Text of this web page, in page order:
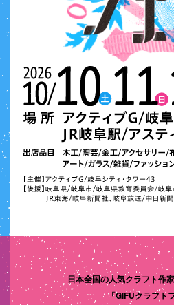
日本全国の人気クラフト作
「GIFUクラフト